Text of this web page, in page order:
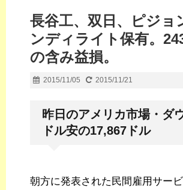
長谷工、双日、ピジョ
ンディライト保有。
の含み益損。
2015/11/05 2015/11/21
昨日のアメリカ市場・ダ
ドル安の17,867ドル
朝方に発表された民間雇用サー